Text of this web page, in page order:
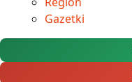
Gazetki